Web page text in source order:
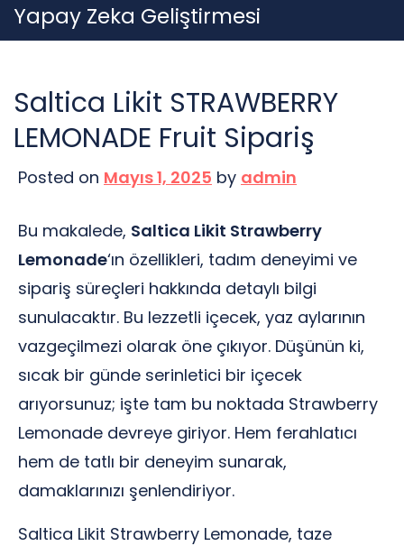
Skip
to
Yapay Zeka Geliştirmesi
Saltica Likit STRAWBERRY
LEMONADE Fruit Sipariş
Posted on Mayıs 1, 2025 by admin
Bu makalede, Saltica Likit Strawberry
Lemonade‘ın özellikleri, tadım deneyimi ve
sipariş süreçleri hakkında detaylı bilgi
sunulacaktır. Bu lezzetli içecek, yaz aylarının
vazgeçilmezi olarak öne çıkıyor. Düşünün ki,
sıcak bir günde serinletici bir içecek
arıyorsunuz; işte tam bu noktada Strawberry
Lemonade devreye giriyor. Hem ferahlatıcı
hem de tatlı bir deneyim sunarak,
damaklarınızı şenlendiriyor.
Saltica Likit Strawberry Lemonade, taze